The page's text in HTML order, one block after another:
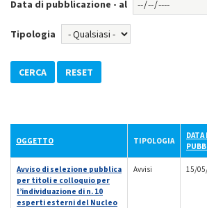
Data di pubblicazione - al
Tipologia
OGGETTO TIPOLOGIA
DATA
Avviso di selezione pubblica
per titoli e colloquio per
l’individuazione di n. 10
esperti esterni del Nucleo
Avvisi 15/